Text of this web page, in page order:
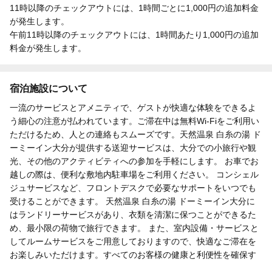
11時以降のチェックアウトには、1時間ごとに1,000円の追加料金
が発生します。
午前11時以降のチェックアウトには、1時間あたり1,000円の追加
料金が発生します。
宿泊施設について
一流のサービスとアメニティで、ゲストが快適な体験をできるよ
う細心の注意が払われています。ご滞在中は無料Wi-Fiをご利用い
ただけるため、人との連絡もスムーズです。天然温泉 白糸の湯 ド
ーミーイン大分が提供する送迎サービスは、大分での小旅行や観
光、その他のアクティビティへの参加を手軽にします。 お車でお
越しの際は、便利な敷地内駐車場をご利用ください。 コンシェル
ジュサービスなど、フロントデスクで必要なサポートをいつでも
受けることができます。 天然温泉 白糸の湯 ドーミーイン大分に
はランドリーサービスがあり、衣類を清潔に保つことができるた
め、最小限の荷物で旅行できます。 また、室内設備・サービスと
してルームサービスをご用意しておりますので、快適なご滞在を
お楽しみいただけます。すべてのお客様の健康と利便性を確保す